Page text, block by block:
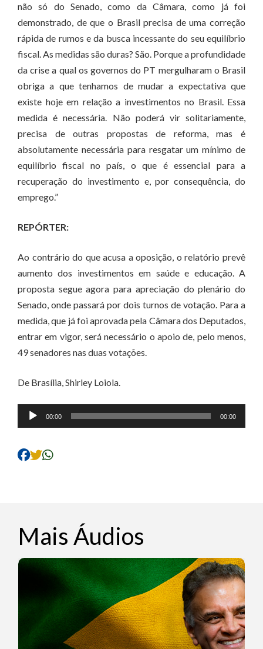
não só do Senado, como da Câmara, como já foi
demonstrado, de que o Brasil precisa de uma correção
rápida de rumos e da busca incessante do seu equilíbrio
fiscal. As medidas são duras? São. Porque a profundidade
da crise a qual os governos do PT mergulharam o Brasil
obriga a que tenhamos de mudar a expectativa que
existe hoje em relação a investimentos no Brasil. Essa
medida é necessária. Não poderá vir solitariamente,
precisa de outras propostas de reforma, mas é
absolutamente necessária para resgatar um mínimo de
equilíbrio fiscal no país, o que é essencial para a
recuperação do investimento e, por consequência, do
emprego.”
REPÓRTER:
Ao contrário do que acusa a oposição, o relatório prevê
aumento dos investimentos em saúde e educação. A
proposta segue agora para apreciação do plenário do
Senado, onde passará por dois turnos de votação. Para a
medida, que já foi aprovada pela Câmara dos Deputados,
entrar em vigor, será necessário o apoio de, pelo menos,
49 senadores nas duas votações.
De Brasília, Shirley Loiola.
Tocador
de
00:00 00:00
Mais Áudios